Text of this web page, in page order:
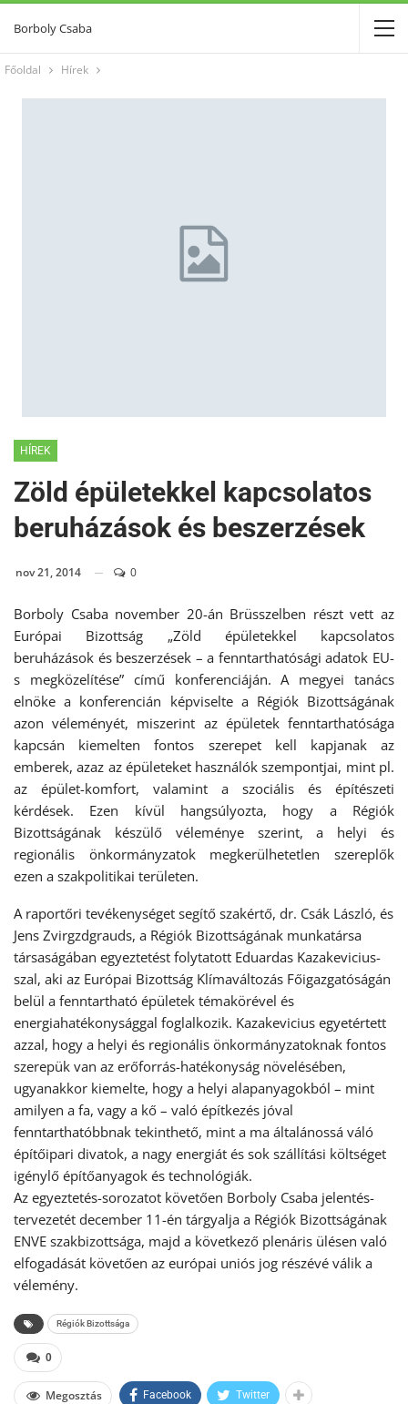
Borboly Csaba
Főoldal Hírek
HÍREK
Zöld épületekkel kapcsolatos
beruházások és beszerzések
nov 21, 2014 0
Borboly Csaba november 20-án Brüsszelben részt vett az
Európai Bizottság „Zöld épületekkel kapcsolatos
beruházások és beszerzések – a fenntarthatósági adatok EU-
s megközelítése” című konferenciáján. A megyei tanács
elnöke a konferencián képviselte a Régiók Bizottságának
azon véleményét, miszerint az épületek fenntarthatósága
kapcsán kiemelten fontos szerepet kell kapjanak az
emberek, azaz az épületeket használók szempontjai, mint pl.
az épület-komfort, valamint a szociális és építészeti
kérdések. Ezen kívül hangsúlyozta, hogy a Régiók
Bizottságának készülő véleménye szerint, a helyi és
regionális önkormányzatok megkerülhetetlen szereplők
ezen a szakpolitikai területen.
A raportőri tevékenységet segítő szakértő, dr. Csák László, és
Jens Zvirgzdgrauds, a Régiók Bizottságának munkatársa
társaságában egyeztetést folytatott Eduardas Kazakevicius-
szal, aki az Európai Bizottság Klímaváltozás Főigazgatóságán
belül a fenntartható épületek témakörével és
energiahatékonysággal foglalkozik. Kazakevicius egyetértett
azzal, hogy a helyi és regionális önkormányzatoknak fontos
szerepük van az erőforrás-hatékonyság növelésében,
ugyanakkor kiemelte, hogy a helyi alapanyagokból – mint
amilyen a fa, vagy a kő – való építkezés jóval
fenntarthatóbbnak tekinthető, mint a ma általánossá váló
építőipari divatok, a nagy energiát és sok szállítási költséget
igénylő építőanyagok és technológiák.
Az egyeztetés-sorozatot követően Borboly Csaba jelentés-
tervezetét december 11-én tárgyalja a Régiók Bizottságának
ENVE szakbizottsága, majd a következő plenáris ülésen való
elfogadását követően az európai uniós jog részévé válik a
vélemény.
Régiók Bizottsága
0
Megosztás Facebook Twitter